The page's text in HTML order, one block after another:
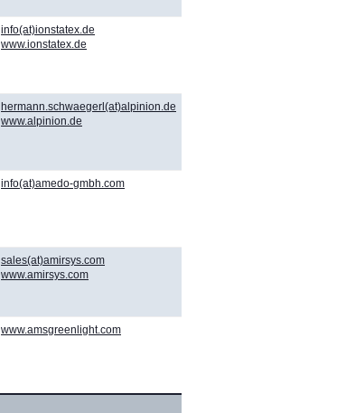
info(at)ionstatex.de
www.ionstatex.de
hermann.schwaegerl(at)alpinion.de
www.alpinion.de
info(at)amedo-gmbh.com
sales(at)amirsys.com
www.amirsys.com
www.amsgreenlight.com